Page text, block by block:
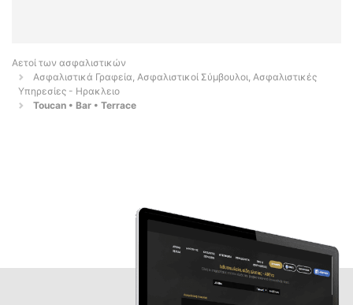
Αετοί των ασφαλιστικών
Ασφαλιστικά Γραφεία, Ασφαλιστικοί Σύμβουλοι, Ασφαλιστικές
Υπηρεσίες - Ηρακλειο
Toucan • Bar • Terrace